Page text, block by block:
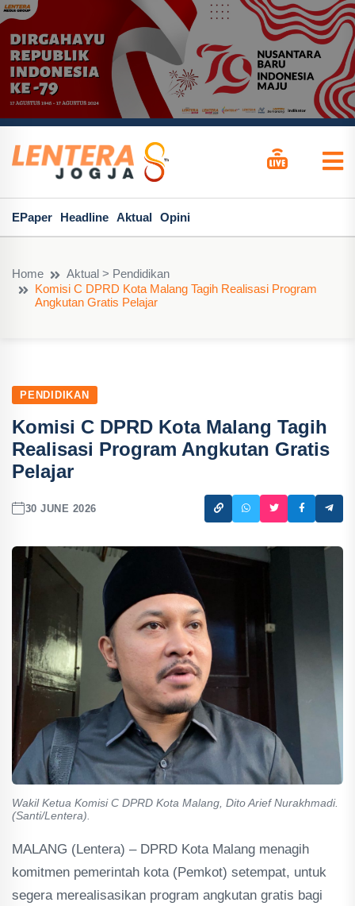
EPaper Headline Aktual Opini
Home
Aktual > Pendidikan
Komisi C DPRD Kota Malang Tagih Realisasi Program
Angkutan Gratis Pelajar
PENDIDIKAN
Komisi C DPRD Kota Malang Tagih
Realisasi Program Angkutan Gratis
Pelajar
30 JUNE 2026
Wakil Ketua Komisi C DPRD Kota Malang, Dito Arief Nurakhmadi.
(Santi/Lentera).
MALANG (Lentera) – DPRD Kota Malang menagih
komitmen pemerintah kota (Pemkot) setempat, untuk
segera merealisasikan program angkutan gratis bagi